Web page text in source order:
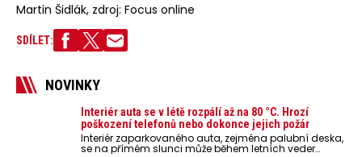
Martin Šidlák, zdroj: Focus online
SDÍLET:
NOVINKY
Interiér auta se v létě rozpálí až na 80 °C. Hrozí
poškození telefonů nebo dokonce jejich požár
Interiér zaparkovaného auta, zejména palubní deska,
se na přímém slunci může během letních veder